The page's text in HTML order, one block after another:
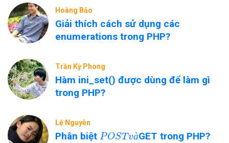
Hoàng Bảo
Giải thích cách sử dụng các
enumerations trong PHP?
Trần Kỳ Phong
Hàm ini_set() được dùng để làm gì
trong PHP?
Lệ Nguyễn
Phân biệt à
POSTv àGET trong PHP?